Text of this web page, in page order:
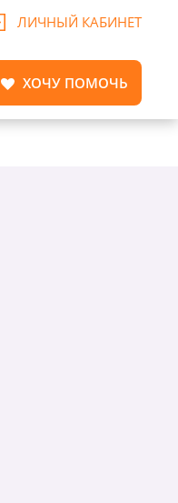
ЛИЧНЫЙ КАБИНЕТ
ХОЧУ ПОМОЧЬ